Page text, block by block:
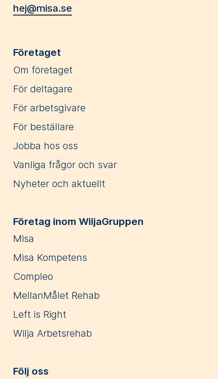
hej@misa.se
Företaget
Om företaget
För deltagare
För arbetsgivare
För beställare
Jobba hos oss
Vanliga frågor och svar
Nyheter och aktuellt
Företag inom WiljaGruppen
Misa
Misa Kompetens
Compleo
MellanMålet Rehab
Left is Right
Wilja Arbetsrehab
Följ oss